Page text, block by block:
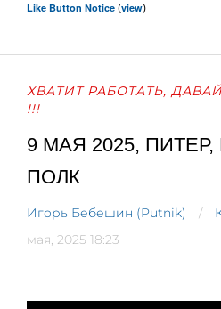
Like Button Notice (view)
ХВАТИТ РАБОТАТЬ,
!!!
9 МАЯ 2025,
ПОЛК
Игорь Бебешин (Putnik)
мая, 2025 18:23